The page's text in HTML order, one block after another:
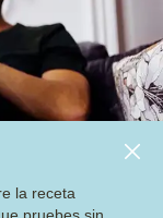
la receta